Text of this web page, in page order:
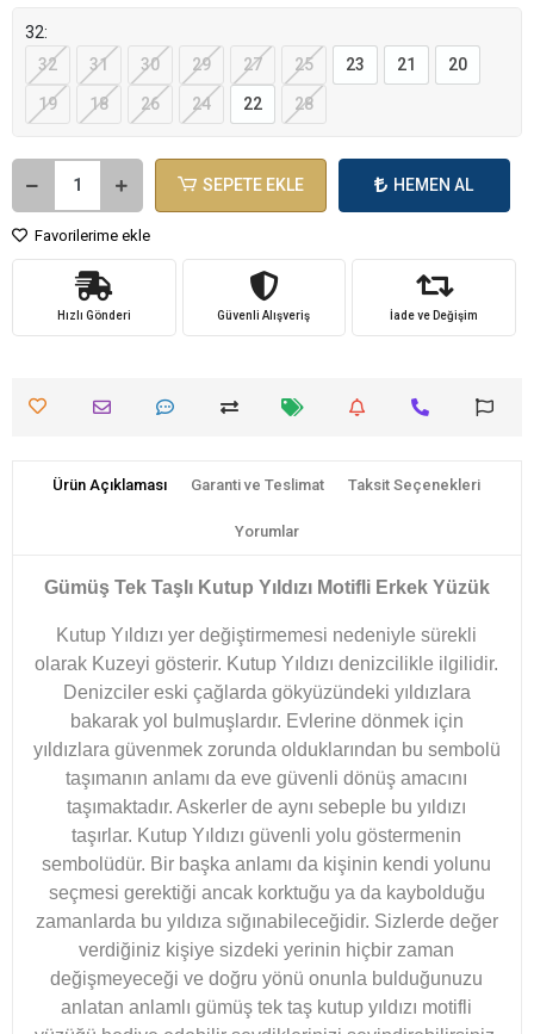
32:
32
31 30 29 27 25 23 21 20
19 18 26 24 22 28
SEPETE EKLE HEMEN AL
Favorilerime ekle
Hızlı Gönderi Güvenli Alışveriş İade ve Değişim
Ürün Açıklaması Garanti ve Teslimat Taksit Seçenekleri
Yorumlar
Gümüş Tek Taşlı Kutup Yıldızı Motifli Erkek Yüzük
Kutup Yıldızı yer değiştirmemesi nedeniyle sürekli
olarak Kuzeyi gösterir. Kutup Yıldızı denizcilikle ilgilidir.
Denizciler eski çağlarda gökyüzündeki yıldızlara
bakarak yol bulmuşlardır. Evlerine dönmek için
yıldızlara güvenmek zorunda olduklarından bu sembolü
taşımanın anlamı da eve güvenli dönüş amacını
taşımaktadır. Askerler de aynı sebeple bu yıldızı
taşırlar. Kutup Yıldızı güvenli yolu göstermenin
sembolüdür. Bir başka anlamı da kişinin kendi yolunu
seçmesi gerektiği ancak korktuğu ya da kaybolduğu
zamanlarda bu yıldıza sığınabileceğidir. Sizlerde değer
verdiğiniz kişiye sizdeki yerinin hiçbir zaman
değişmeyeceği ve doğru yönü onunla bulduğunuzu
anlatan anlamlı gümüş tek taş kutup yıldızı motifli